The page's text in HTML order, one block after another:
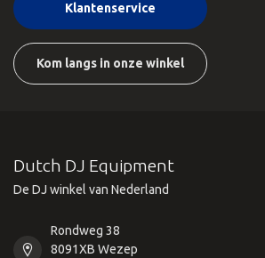
Klantenservice
Kom langs in onze winkel
Dutch DJ Equipment
De DJ winkel van Nederland
Rondweg 38
8091XB Wezep